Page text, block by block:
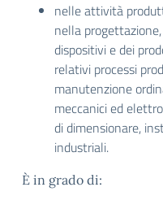
nelle attività
nella
dispositivi e dei
relativi processi
manutenzione
meccanici ed
di dimensionare,
industriali.
È in grado di: